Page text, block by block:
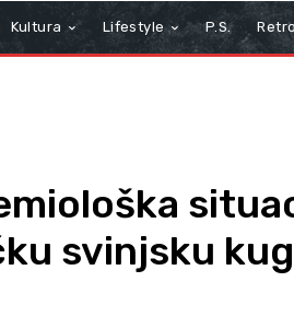
Kultura Lifestyle P.S. Retro
svinjsku